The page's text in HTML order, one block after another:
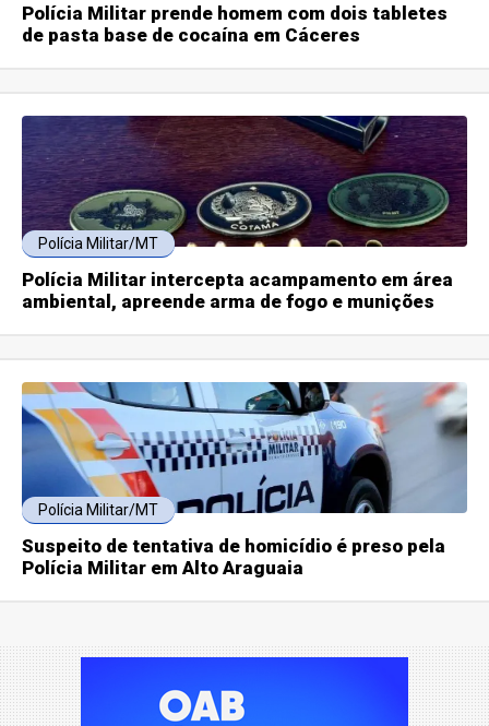
Polícia Militar prende homem com dois tabletes
de pasta base de cocaína em Cáceres
Polícia Militar/MT
Polícia Militar intercepta acampamento em área
ambiental, apreende arma de fogo e munições
Polícia Militar/MT
Suspeito de tentativa de homicídio é preso pela
Polícia Militar em Alto Araguaia